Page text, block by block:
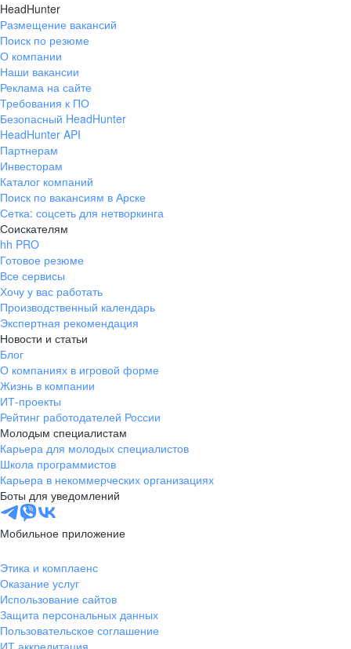
HeadHunter
Размещение вакансий
Поиск по резюме
О компании
Наши вакансии
Реклама на сайте
Требования к ПО
Безопасный HeadHunter
HeadHunter API
Партнерам
Инвесторам
Каталог компаний
Поиск по вакансиям в Арске
Сетка: соцсеть для нетворкинга
Соискателям
hh PRO
Готовое резюме
Все сервисы
Хочу у вас работать
Производственный календарь
Экспертная рекомендация
Новости и статьи
Блог
О компаниях в игровой форме
Жизнь в компании
ИТ-проекты
Рейтинг работодателей России
Молодым специалистам
Карьера для молодых специалистов
Школа программистов
Карьера в некоммерческих организациях
Боты для уведомлений
Мобильное приложение
Этика и комплаенс
Оказание услуг
Использование сайтов
Защита персональных данных
Пользовательское соглашение